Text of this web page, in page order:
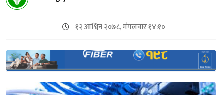
१२ आश्विन २०७८, मंगलवार १४:१०